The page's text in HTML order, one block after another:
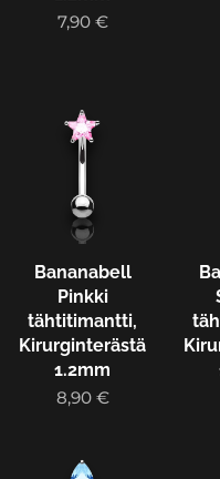
7,90€
Bananabell
Pinkki
tähtitimantti,
Kirurginterästä
1.2mm
8,90€